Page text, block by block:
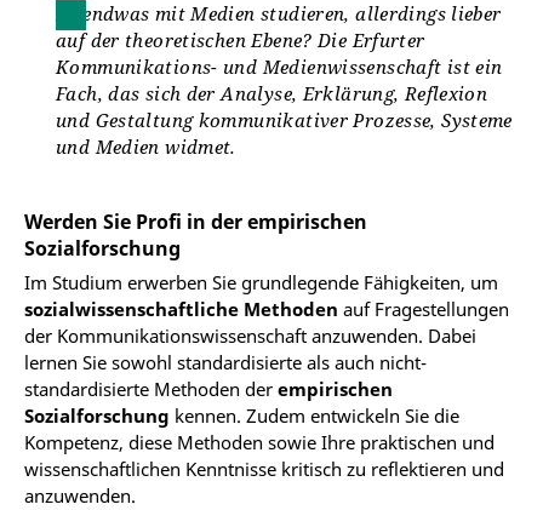
Irgendwas mit Medien studieren, allerdings lieber
auf der theoretischen Ebene? Die Erfurter
Kommunikations- und Medienwissenschaft ist ein
Fach, das sich der Analyse, Erklärung, Reflexion
und Gestaltung kommunikativer Prozesse, Systeme
und Medien widmet.
Werden Sie Profi in der empirischen
Sozialforschung
Im Studium erwerben Sie grundlegende Fähigkeiten, um
sozialwissenschaftliche Methoden auf Fragestellungen
der Kommunikationswissenschaft anzuwenden. Dabei
lernen Sie sowohl standardisierte als auch nicht-
standardisierte Methoden der empirischen
Sozialforschung kennen. Zudem entwickeln Sie die
Kompetenz, diese Methoden sowie Ihre praktischen und
wissenschaftlichen Kenntnisse kritisch zu reflektieren und
anzuwenden.